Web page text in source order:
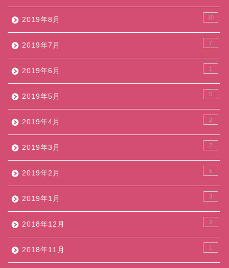
2019年8月 10
2019年7月 7
2019年6月 1
2019年5月 5
2019年4月 2
2019年3月 2
2019年2月 5
2019年1月 3
2018年12月 2
2018年11月 1